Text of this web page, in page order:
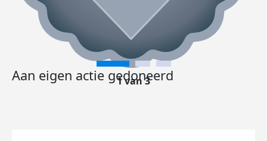
Aan eigen actie gedoneerd
1 van 3